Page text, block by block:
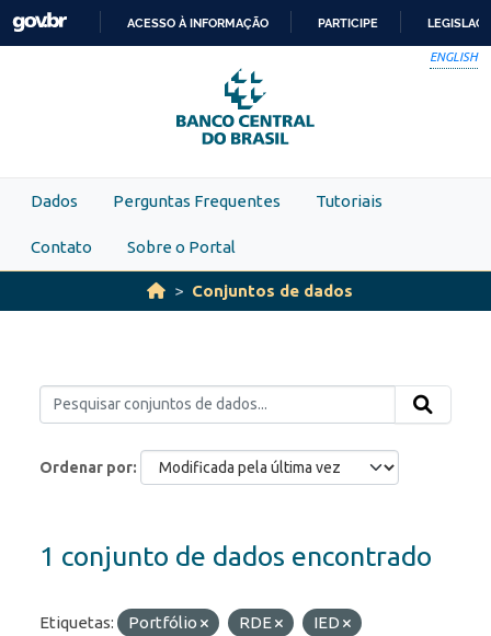
Skip to main content
PARA
O
CONTEÚDO
ACESSO À INFORMAÇÃO PARTICIPE
ENGLISH
Dados Perguntas Frequentes Tutoriais
Contato Sobre o Portal
Conjuntos de dados
Ordenar por
1 conjunto de dados encontrado
Etiquetas: Portfólio RDE
IED